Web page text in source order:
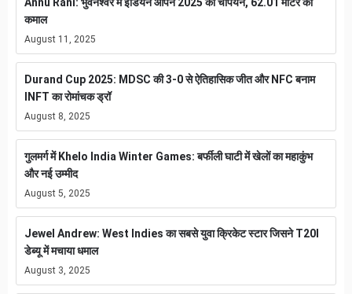
कमाल
August 11, 2025
Durand Cup 2025: MDSC की 3-0 से ऐतिहासिक जीत और NFC बनाम
INFT का रोमांचक ड्रॉ
August 8, 2025
गुलमर्ग में Khelo India Winter Games: बर्फीली घाटी में खेलों का महाकुंभ
और नई उम्मीद
August 5, 2025
Jewel Andrew: West Indies का सबसे युवा क्रिकेट स्टार जिसने T20I
डेब्यू में मचाया धमाल
August 3, 2025